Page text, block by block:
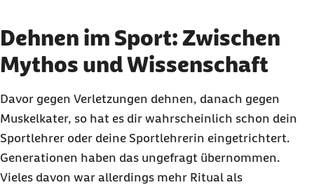
Unterschiedliche Techniken: Diese
Dehnmethoden gibt es
Dehnen und Sport: Das passiert im Körper
Dehnen für Läufer: Krafttraining schützt besser
Fazit: Dehnen gezielt einsetzen, nicht pauschal
Dehnen: Häufige Fragen und Antworten
Dehnen im Sport: Zwischen
Mythos und Wissenschaft
Davor gegen Verletzungen dehnen, danach gegen
Muskelkater, so hat es dir wahrscheinlich schon dein
Sportlehrer oder deine Sportlehrerin eingetrichtert.
Generationen haben das ungefragt übernommen.
Vieles davon war allerdings mehr Ritual als